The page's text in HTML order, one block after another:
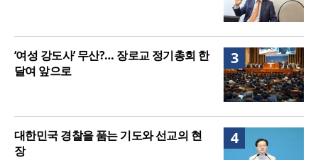
3
‘여성 강도사’ 무산?… 장로교 정기총회 한
달여 앞으로
4
대한민국 경찰을 품는 기도와 선교의 현
장